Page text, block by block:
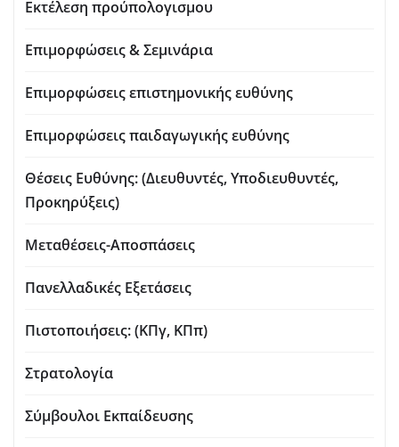
Εκτέλεση προύπολογισμου
Επιμορφώσεις & Σεμινάρια
Επιμορφώσεις επιστημονικής ευθύνης
Επιμορφώσεις παιδαγωγικής ευθύνης
Θέσεις Ευθύνης: (Διευθυντές, Υποδιευθυντές,
Προκηρύξεις)
Μεταθέσεις-Αποσπάσεις
Πανελλαδικές Εξετάσεις
Πιστοποιήσεις: (ΚΠγ, ΚΠπ)
Στρατολογία
Σύμβουλοι Εκπαίδευσης